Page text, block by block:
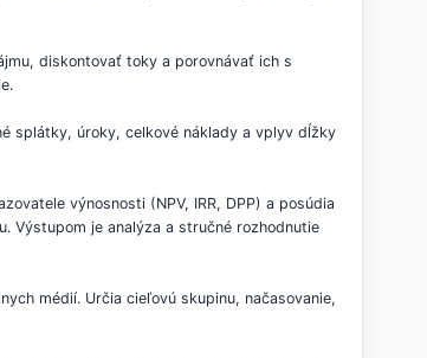
diskontovať toky a porovnávať ich s
splátky, úroky, celkové náklady a vplyv dĺžky
výnosnosti (NPV, IRR, DPP) a posúdia
Výstupom je analýza a stručné rozhodnutie
médií. Určia cieľovú skupinu, načasovanie,